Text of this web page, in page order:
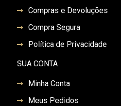
Compras e Devoluções
Compra Segura
Política de Privacidade
SUA CONTA
Minha Conta
Meus Pedidos